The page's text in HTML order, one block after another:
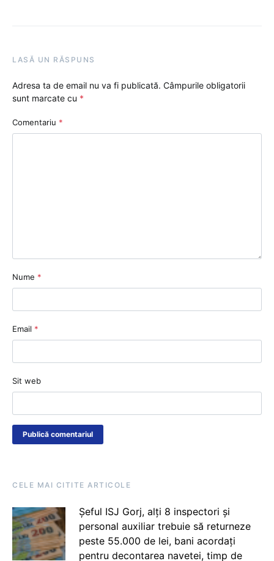
LASĂ UN RĂSPUNS
Adresa ta de email nu va fi publicată. Câmpurile obligatorii
sunt marcate cu *
Comentariu *
Nume *
Email *
Sit web
CELE MAI CITITE ARTICOLE
Șeful ISJ Gorj, alți 8 inspectori și
personal auxiliar trebuie să returneze
peste 55.000 de lei, bani acordați
pentru decontarea navetei, timp de